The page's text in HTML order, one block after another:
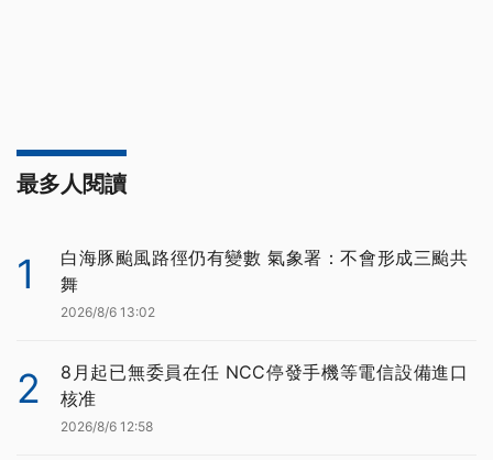
最多人閱讀
1
白海豚颱風路徑仍有變數 氣象署：不會形成三颱共
舞
2026/8/6 13:02
2
8月起已無委員在任 NCC停發手機等電信設備進口
核准
2026/8/6 12:58